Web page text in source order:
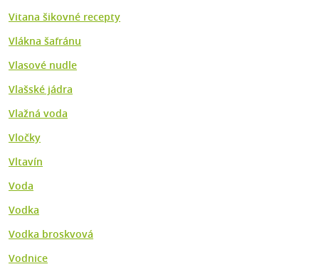
Vitana šikovné recepty
Vlákna šafránu
Vlasové nudle
Vlašské jádra
Vlažná voda
Vločky
Vltavín
Voda
Vodka
Vodka broskvová
Vodnice